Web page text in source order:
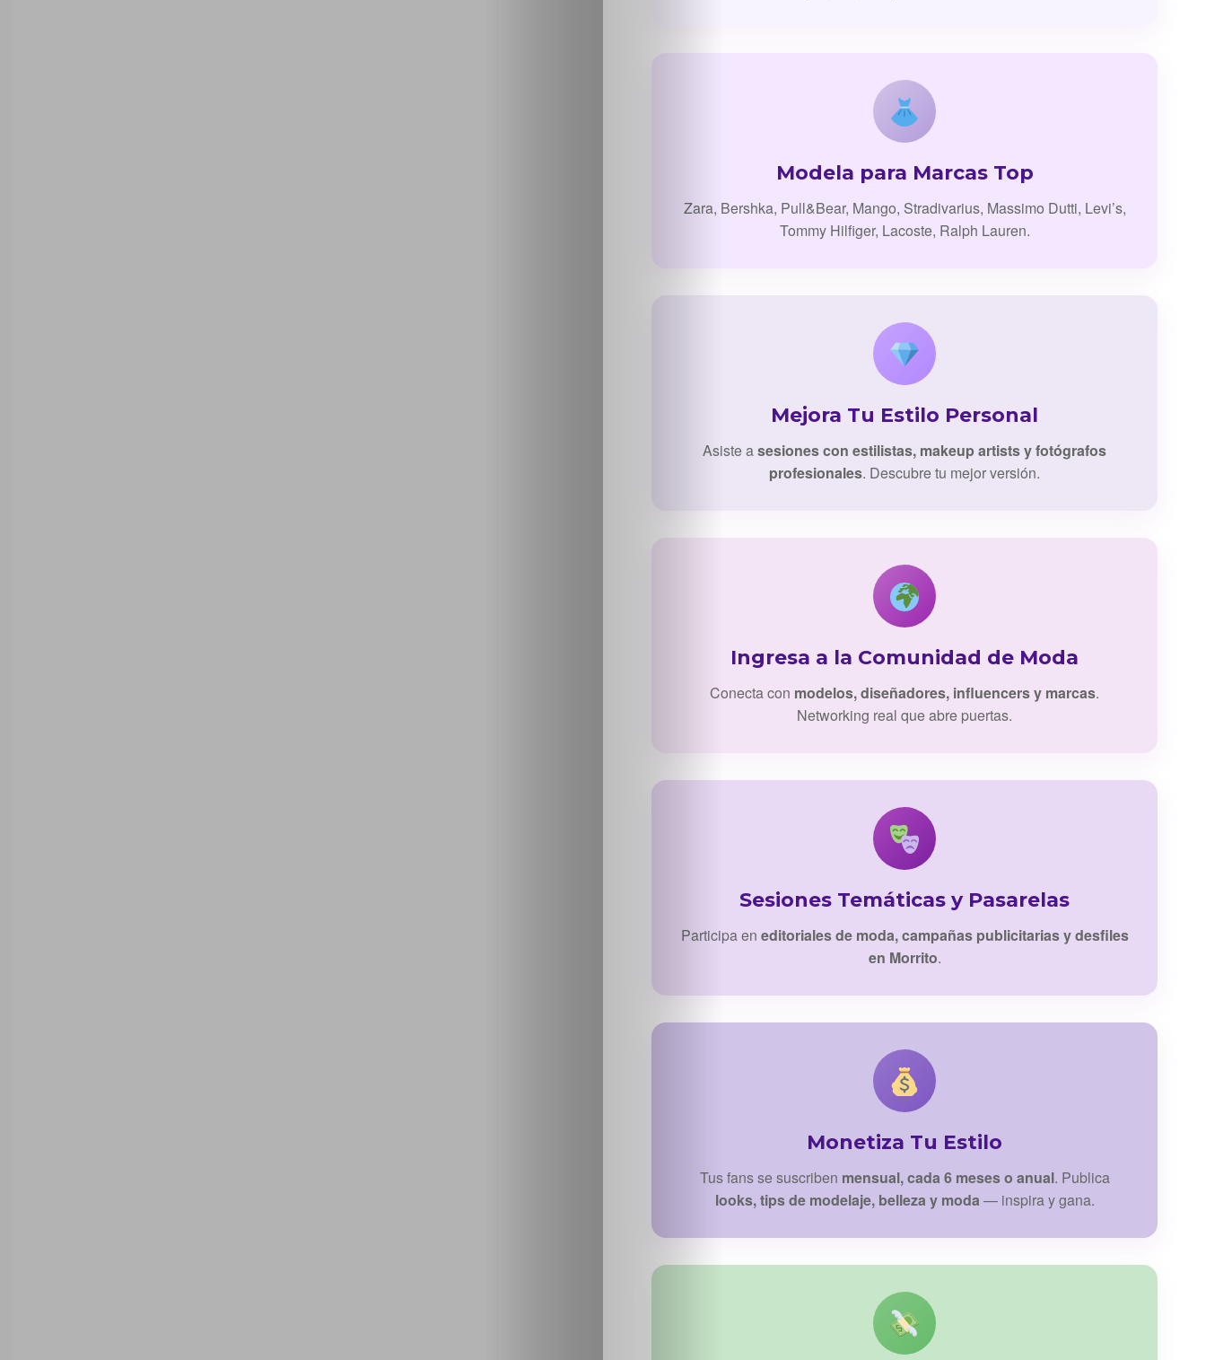
Modela para Marcas Top
Zara, Bershka, Pull&Bear, Mango, Stradivarius, Massimo Dutti, Levi’s,
Tommy Hilfiger, Lacoste, Ralph Lauren.
Mejora Tu Estilo Personal
Asiste asesiones con estilistas, makeup artists y fotógrafos
profesionales. Descubre tu mejor versión.
Ingresa a la Comunidad de Moda
Conecta con modelos, diseñadores, influencers y marcas.
Networking real que abre puertas.
Sesiones Temáticas y Pasarelas
Participa en editoriales de moda, campañas publicitarias y desfiles
en Morrito.
Monetiza Tu Estilo
Tus fans se suscriben mensual, cada 6 meses o anual. Publica
looks, tips de modelaje, belleza y moda— inspira y gana.